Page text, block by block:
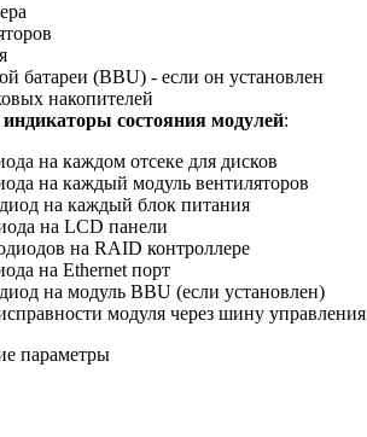
батареи (BBU) - если он установлен
накопителей
состояния модулей:
на каждом отсеке для дисков
на каждый модуль вентиляторов
на каждый блок питания
на LCD панели
на RAID контроллере
на Ethernet порт
на модуль BBU (если установлен)
модуля через шину управления
параметры